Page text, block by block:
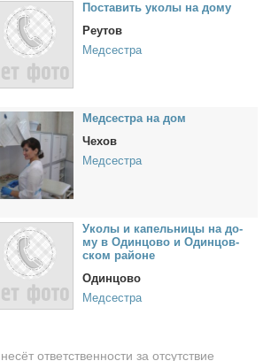
По­ста­вить уко­лы на до­му
Реутов
Медсестра
Мед­сест­ра на дом
Чехов
Медсестра
Уко­лы и ка­пель­ни­цы на до­
му в Один­цо­во и Один­цов­
ском рай­оне
Одинцово
Медсестра
ответственности за отсутствие